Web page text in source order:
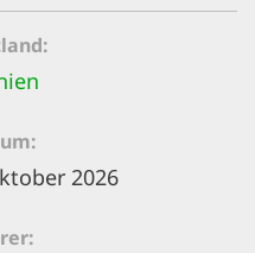
2026